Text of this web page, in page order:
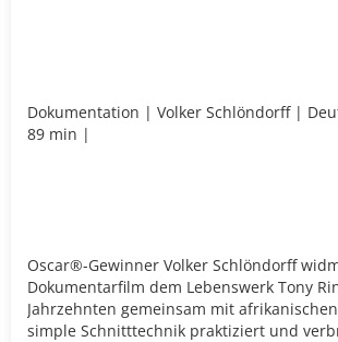
Dokumentation | Volker Schlöndorff |
89 min |
Oscar®-Gewinner Volker Schlöndorff
Dokumentarfilm dem Lebenswerk Tony
Jahrzehnten gemeinsam mit
simple Schnitttechnik praktiziert und